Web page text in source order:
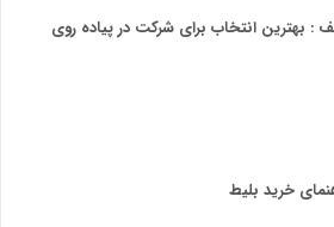
: بهترین انتخاب برای شرکت در پیاده روی